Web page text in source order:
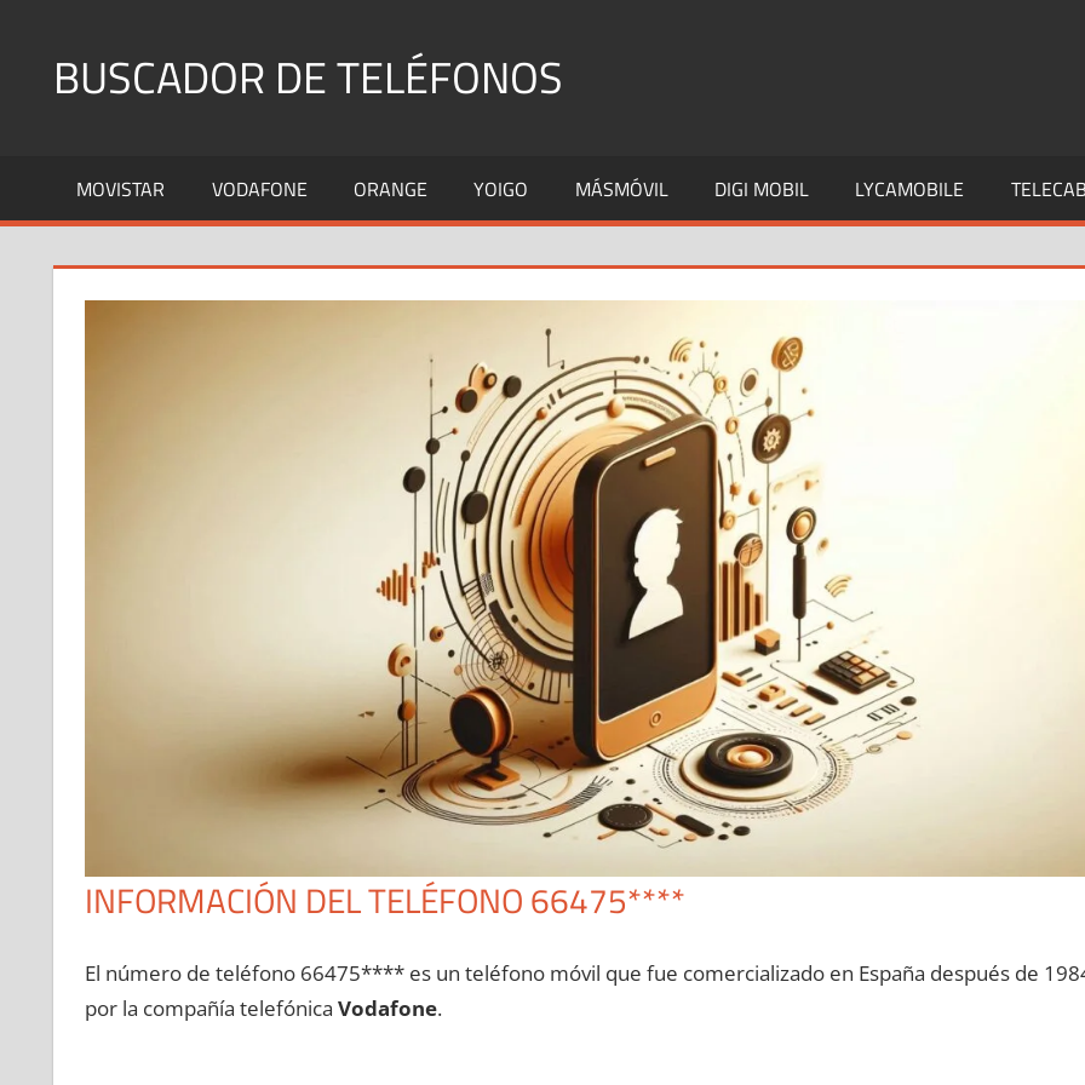
contenidoBUSCADOR DE TELÉFONOS
Fijos
y
MOVISTAR VODAFONE ORANGE YOIGO MÁSMÓVIL DIGI MOBIL LYCAMOBILE
INFORMACIÓN DEL TELÉFONO 66475****
El número dе teléfono 66475**** es un teléfono móvil quе fue comercializado en España después dе
pοr la compañía telefónica Vodafone.